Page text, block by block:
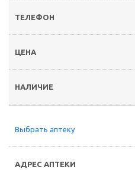
Выбрать аптеку